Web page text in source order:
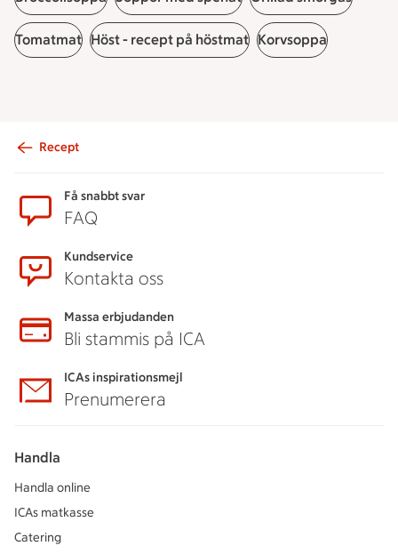
Tomatmat Höst - recept på höstmat Korvsoppa
Recept
Få snabbt svar
FAQ
Kundservice
Kontakta oss
Massa erbjudanden
Bli stammis på ICA
ICAs inspirationsmejl
Prenumerera
Handla
Handla online
ICAs matkasse
Catering